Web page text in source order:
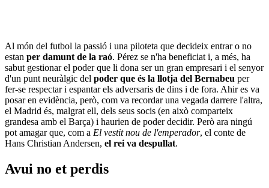
Al món del futbol la passió i una piloteta que decideix entrar o no
estan per damunt de la raó. Pérez se n'ha beneficiat i, a més, ha
sabut gestionar el poder que li dona ser un gran empresari i el senyor
d'un punt neuràlgic del poder que és la llotja del Bernabeu per
fer-se respectar i espantar els adversaris de dins i de fora. Ahir es va
posar en evidència, però, com va recordar una vegada darrere l'altra,
el Madrid és, malgrat ell, dels seus socis (en això comparteix
grandesa amb el Barça) i haurien de poder decidir. Però ara ningú
pot amagar que, com a El vestit nou de l'emperador, el conte de
Hans Christian Andersen, el rei va despullat.
Avui no et perdis